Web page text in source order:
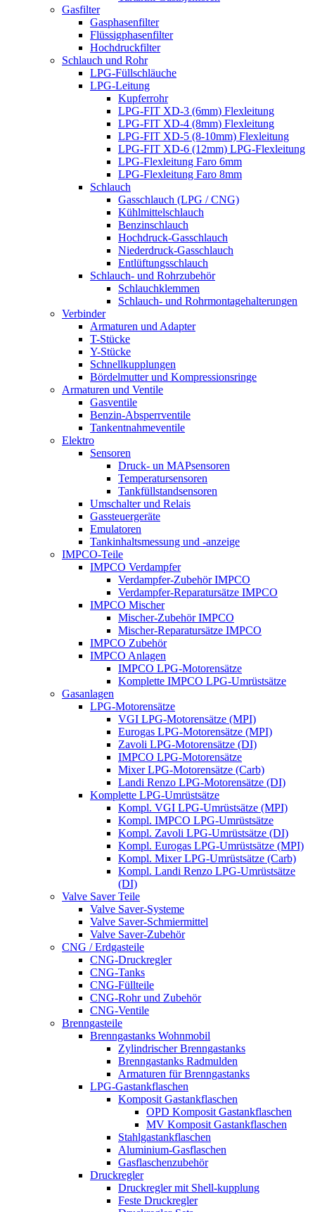
Gasfilter
Gasphasenfilter
Flüssigphasenfilter
Hochdruckfilter
Schlauch und Rohr
LPG-Füllschläuche
LPG-Leitung
Kupferrohr
LPG-FIT XD-3 (6mm) Flexleitung
LPG-FIT XD-4 (8mm) Flexleitung
LPG-FIT XD-5 (8-10mm) Flexleitung
LPG-FIT XD-6 (12mm) LPG-Flexleitung
LPG-Flexleitung Faro 6mm
LPG-Flexleitung Faro 8mm
Schlauch
Gasschlauch (LPG / CNG)
Kühlmittelschlauch
Benzinschlauch
Hochdruck-Gasschlauch
Niederdruck-Gasschlauch
Entlüftungsschlauch
Schlauch- und Rohrzubehör
Schlauchklemmen
Schlauch- und Rohrmontagehalterungen
Verbinder
Armaturen und Adapter
T-Stücke
Y-Stücke
Schnellkupplungen
Bördelmutter und Kompressionsringe
Armaturen und Ventile
Gasventile
Benzin-Absperrventile
Tankentnahmeventile
Elektro
Sensoren
Druck- un MAPsensoren
Temperatursensoren
Tankfüllstandsensoren
Umschalter und Relais
Gassteuergeräte
Emulatoren
Tankinhaltsmessung und -anzeige
IMPCO-Teile
IMPCO Verdampfer
Verdampfer-Zubehör IMPCO
Verdampfer-Reparatursätze IMPCO
IMPCO Mischer
Mischer-Zubehör IMPCO
Mischer-Reparatursätze IMPCO
IMPCO Zubehör
IMPCO Anlagen
IMPCO LPG-Motorensätze
Komplette IMPCO LPG-Umrüstsätze
Gasanlagen
LPG-Motorensätze
VGI LPG-Motorensätze (MPI)
Eurogas LPG-Motorensätze (MPI)
Zavoli LPG-Motorensätze (DI)
IMPCO LPG-Motorensätze
Mixer LPG-Motorensätze (Carb)
Landi Renzo LPG-Motorensätze (DI)
Komplette LPG-Umrüstsätze
Kompl. VGI LPG-Umrüstsätze (MPI)
Kompl. IMPCO LPG-Umrüstsätze
Kompl. Zavoli LPG-Umrüstsätze (DI)
Kompl. Eurogas LPG-Umrüstsätze (MPI)
Kompl. Mixer LPG-Umrüstsätze (Carb)
Kompl. Landi Renzo LPG-Umrüstsätze
(DI)
Valve Saver Teile
Valve Saver-Systeme
Valve Saver-Schmiermittel
Valve Saver-Zubehör
CNG / Erdgasteile
CNG-Druckregler
CNG-Tanks
CNG-Füllteile
CNG-Rohr und Zubehör
CNG-Ventile
Brenngasteile
Brenngastanks Wohnmobil
Zylindrischer Brenngastanks
Brenngastanks Radmulden
Armaturen für Brenngastanks
LPG-Gastankflaschen
Komposit Gastankflaschen
OPD Komposit Gastankflaschen
MV Komposit Gastankflaschen
Stahlgastankflaschen
Aluminium-Gasflaschen
Gasflaschenzubehör
Druckregler
Druckregler mit Shell-kupplung
Feste Druckregler